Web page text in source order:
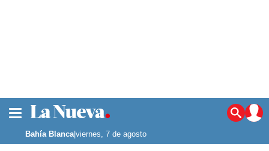
Noticias
La ciudad
Punta Alta
Bahía Blanca|viernes, 7 de agosto